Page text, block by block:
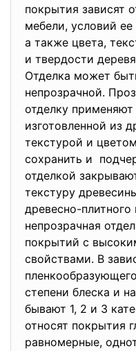
покрытия зависят
мебели, условий ее
а также цвета,
и твердости
Отделка может
непрозрачной.
отделку
изготовленной из
текстурой и
сохранить и
отделкой
текстуру
древесно-
непрозрачная
покрытий с
свойствами. В
степени блеска и
бывают 1, 2 и 3
относят покрытия
равномерные,